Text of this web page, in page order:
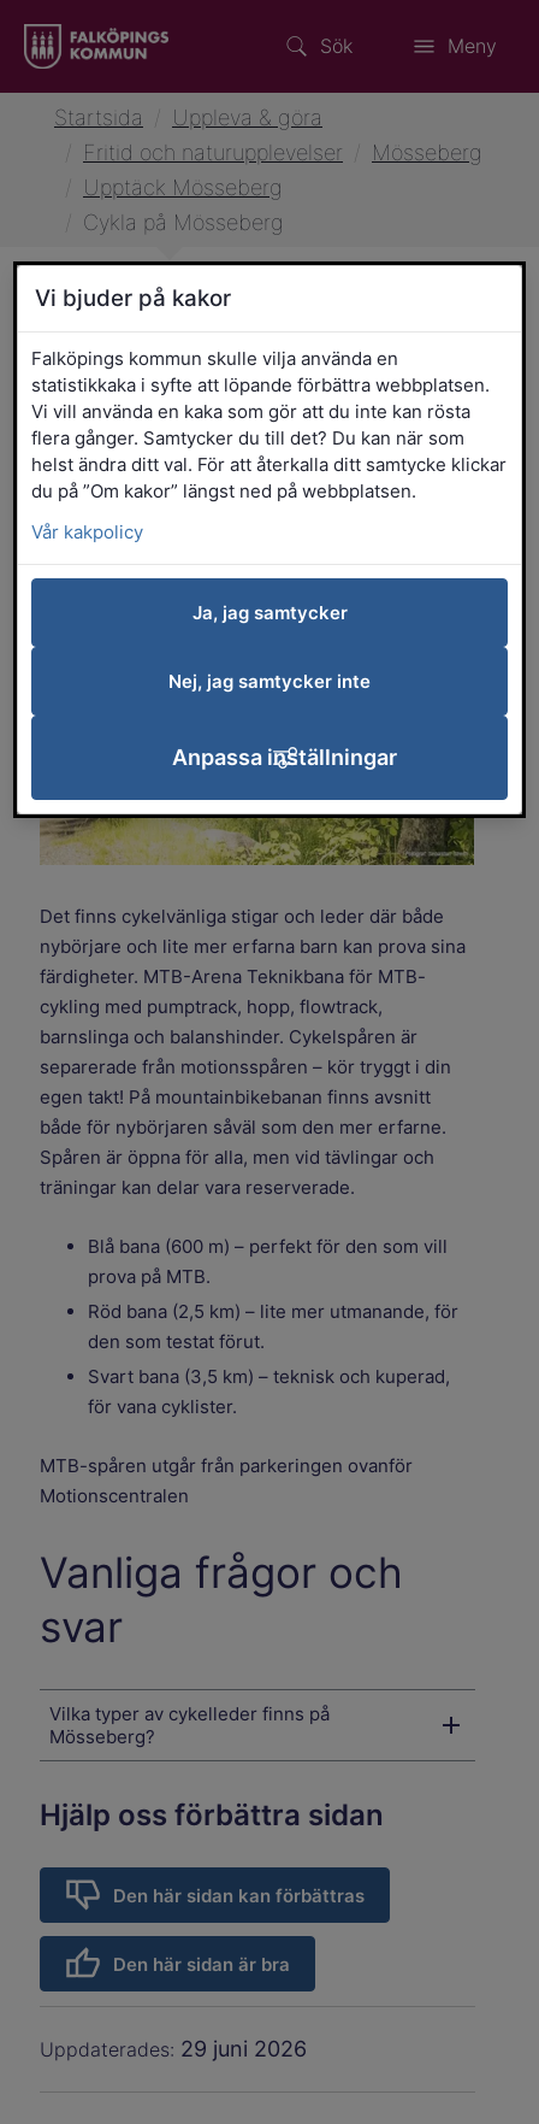
Sök Meny
Startsida
Uppleva & göra
Fritid och naturupplevelser
Mösseberg
Upptäck Mösseberg
Cykla på Mösseberg
Cykla på Mösseberg
Mösseberg erbjuder flera markerade
leder som passar både nybörjare och
erfarna mountainbikeåkare. Spåren går
genom vacker natur och bjuder på
teknikpartier, backar och fartsträckor i
olika svårighetsgrader.
Det finns cykelvänliga stigar och leder där både
nybörjare och lite mer erfarna barn kan prova sina
färdigheter. MTB-Arena Teknikbana för MTB-
cykling med pumptrack, hopp, flowtrack,
barnslinga och balanshinder. Cykelspåren är
separerade från motionsspåren – kör tryggt i din
egen takt! På mountainbikebanan finns avsnitt
både för nybörjaren såväl som den mer erfarne.
Spåren är öppna för alla, men vid tävlingar och
träningar kan delar vara reserverade.
Blå bana (600 m) – perfekt för den som vill
prova på MTB.
Röd bana (2,5 km) – lite mer utmanande, för
den som testat förut.
Svart bana (3,5 km) – teknisk och kuperad,
för vana cyklister.
MTB-spåren utgår från parkeringen ovanför
Motionscentralen
Vanliga frågor och
svar
Vilka typer av cykelleder finns på
Mösseberg?
Hjälp oss förbättra sidan
Den här sidan kan förbättras
Den här sidan är bra
Uppdaterades: 29 juni 2026
Vi bjuder på kakor
Falköpings kommun skulle vilja använda en
statistikkaka i syfte att löpande förbättra webbplatsen.
Vi vill använda en kaka som gör att du inte kan rösta
flera gånger. Samtycker du till det? Du kan när som
helst ändra ditt val. För att återkalla ditt samtycke klickar
du på ”Om kakor” längst ned på webbplatsen.
Vår kakpolicy
Ja, jag samtycker
Nej, jag samtycker inte
Anpassa inställningar